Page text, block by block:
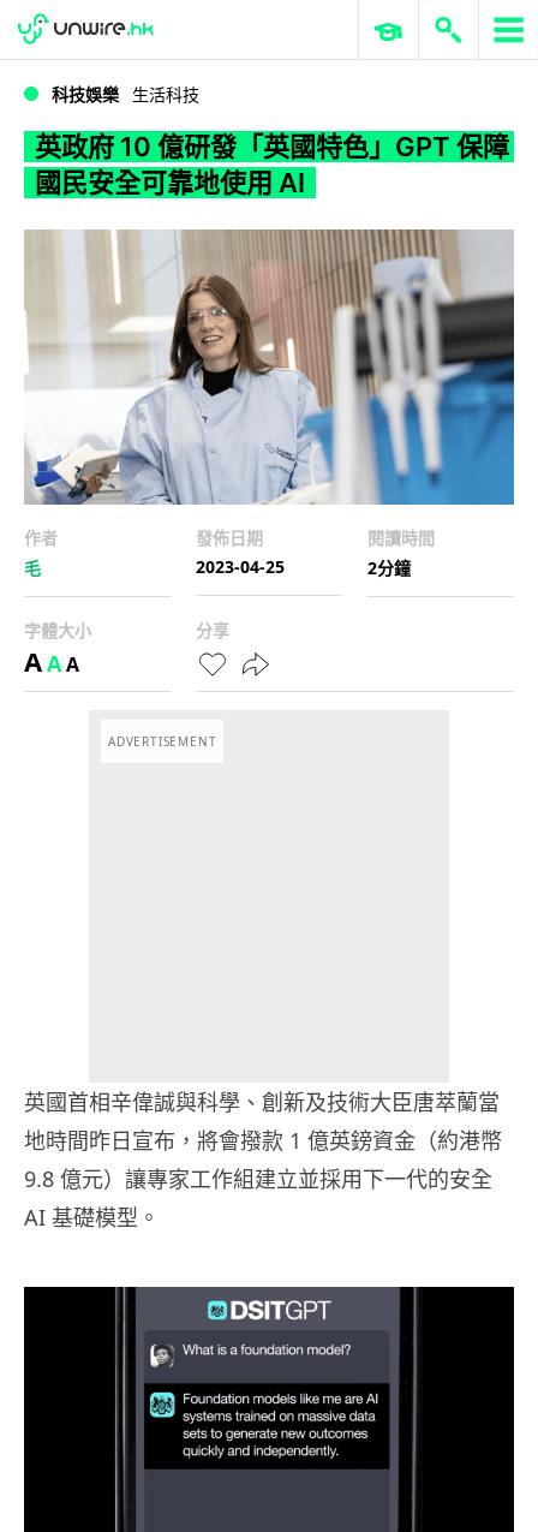
WWDC 2026 ERP 與商業 AI
科技娛樂 生活科技
英政府 10 億研發「英國特色」GPT 保障
國民安全可靠地使用 AI
作者
毛
發佈日期
2023-04-25
閱讀時間
2分鐘
字體大小
AAA
分享
ADVERTISEMENT
英國首相辛偉誠與科學、創新及技術大臣唐萃蘭當
地時間昨日宣布，將會撥款 1 億英鎊資金（約港幣
9.8 億元）讓專家工作組建立並採用下一代的安全
AI 基礎模型。